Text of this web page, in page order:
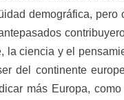
demográfica,
la ciencia y el
del continente
más Europa,